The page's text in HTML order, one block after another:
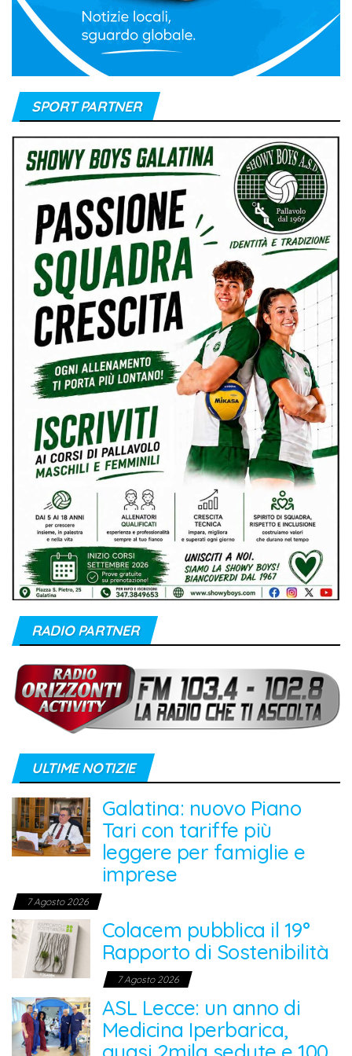
SPORT PARTNER
RADIO PARTNER
ULTIME NOTIZIE
Galatina: nuovo Piano
Tari con tariffe più
leggere per famiglie e
imprese
7 Agosto 2026
Colacem pubblica il 19°
Rapporto di Sostenibilità
7 Agosto 2026
ASL Lecce: un anno di
Medicina Iperbarica,